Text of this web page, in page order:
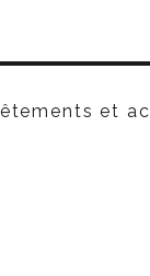
et